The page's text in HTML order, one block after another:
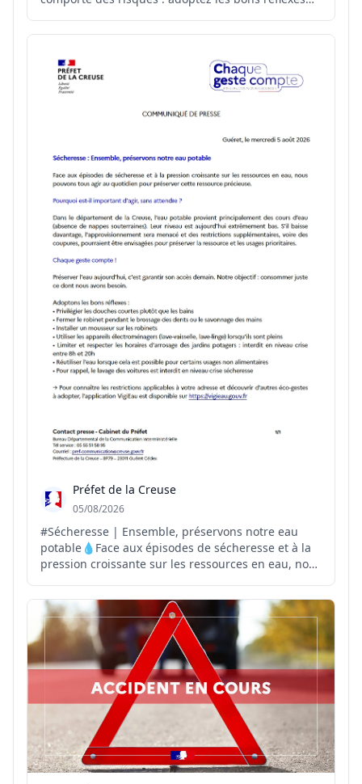
baignades surveillés recensés et autorisés en
https://www.creuse.gouv.fr/Actualites/Preve...
Préfet de la Creuse
05/08/2026
#Sécheresse | Ensemble, préservons notre eau
potable💧Face aux épisodes de sécheresse et à la
pression croissante sur les ressources en eau, nous
cette ressource précieuse. Préserver l'eau
aujourd'hui, c'est garantir son accès demain.